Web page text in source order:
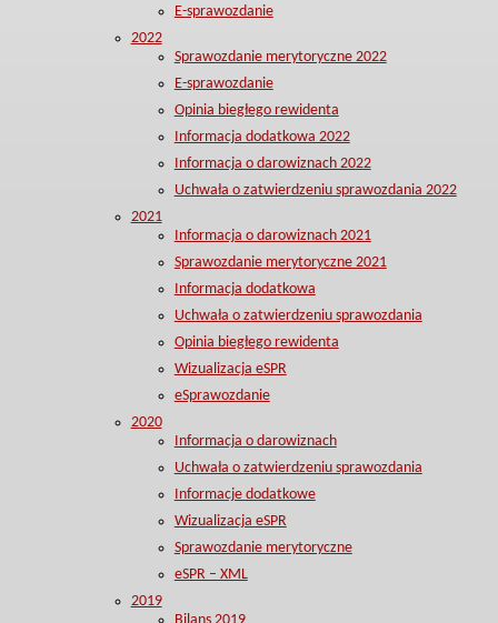
E-sprawozdanie
2022
Sprawozdanie merytoryczne 2022
E-sprawozdanie
Opinia biegłego rewidenta
Informacja dodatkowa 2022
Informacja o darowiznach 2022
Uchwała o zatwierdzeniu sprawozdania 2022
2021
Informacja o darowiznach 2021
Sprawozdanie merytoryczne 2021
Informacja dodatkowa
Uchwała o zatwierdzeniu sprawozdania
Opinia biegłego rewidenta
Wizualizacja eSPR
eSprawozdanie
2020
Informacja o darowiznach
Uchwała o zatwierdzeniu sprawozdania
Informacje dodatkowe
Wizualizacja eSPR
Sprawozdanie merytoryczne
eSPR – XML
2019